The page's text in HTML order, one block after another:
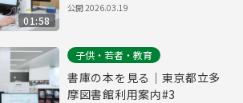
01:58
公開2026.03.19
子供・若者・教育
書庫の本を見る｜東京都立多
摩図書館利用案内#3